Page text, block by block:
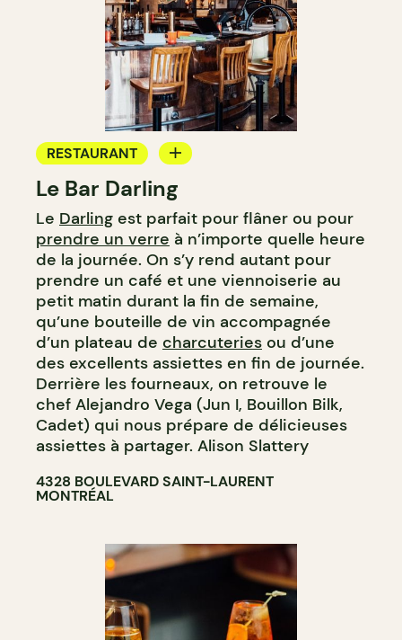
RESTAURANT
CAFÉ
BAR
BAR À COCKTAIL
Le Bar Darling
Le Darling est parfait pour flâner ou pour
prendre un verre à n’importe quelle heure
de la journée. On s’y rend autant pour
prendre un café et une viennoiserie au
petit matin durant la fin de semaine,
qu’une bouteille de vin accompagnée
d’un plateau de charcuteries ou d’une
des excellents assiettes en fin de journée.
Derrière les fourneaux, on retrouve le
chef Alejandro Vega (Jun I, Bouillon Bilk,
Cadet) qui nous prépare de délicieuses
assiettes à partager. Alison Slattery
4328 BOULEVARD SAINT-LAURENT
MONTRÉAL